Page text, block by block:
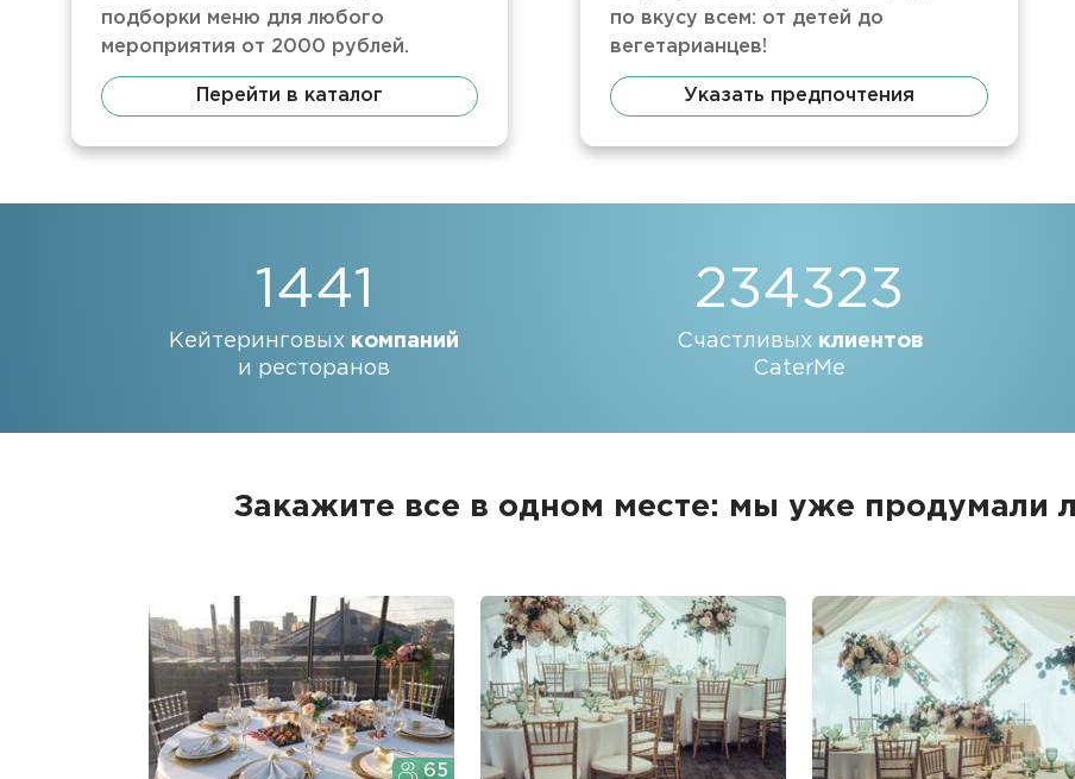
подборки меню для любого
мероприятия от 2000 рублей.
Перейти в каталог
по вкусу всем: от детей до
вегетарианцев!
Указать предпочтения
1441
Кейтеринговых компаний
и ресторанов
234323
Счастливых клиентов
CaterMe
Закажите все в одном месте: мы уже продумали
65